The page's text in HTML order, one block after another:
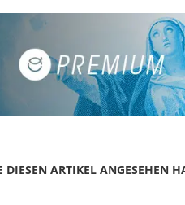
DIESEN ARTIKEL ANGESEHEN